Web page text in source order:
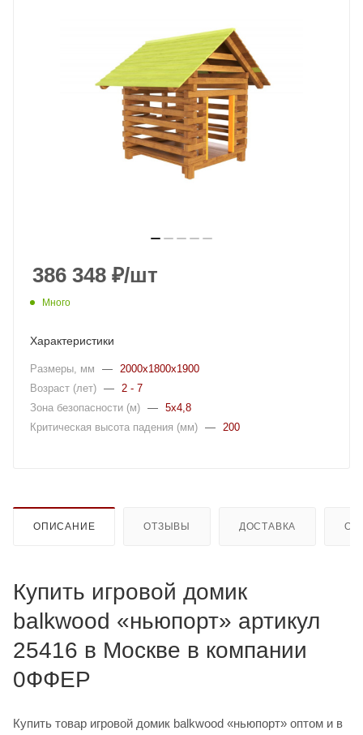
386 348 ₽/шт
Много
Характеристики
Размеры, мм —
2000x1800x1900
Возраст (лет) —
2 - 7
Зона безопасности (м) — 5x4,8
Критическая высота падения (мм) — 200
ОПИСАНИЕ ОТЗЫВЫ ДОСТАВКА
Купить игровой домик
balkwood «ньюпорт» артикул
25416 в Москве в компании
0ФФЕР
Купить товар игровой домик balkwood «ньюпорт» оптом и в